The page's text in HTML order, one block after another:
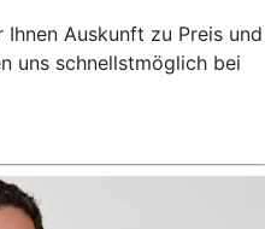
Auskunft zu Preis und
uns schnellstmöglich bei